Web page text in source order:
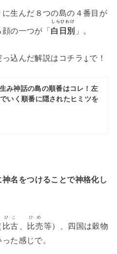
生んだ８つの島の４番目が
顔の一つが「白日別
しらひわけ
」。
込んだ解説はコチラ↓で！
み神話の島の順番はコレ！左
いく順番に隠されたヒミツを
名をつけることで神格化し
比古
ひこ
比売
ひめ
等）、四国は穀物
た感じで。